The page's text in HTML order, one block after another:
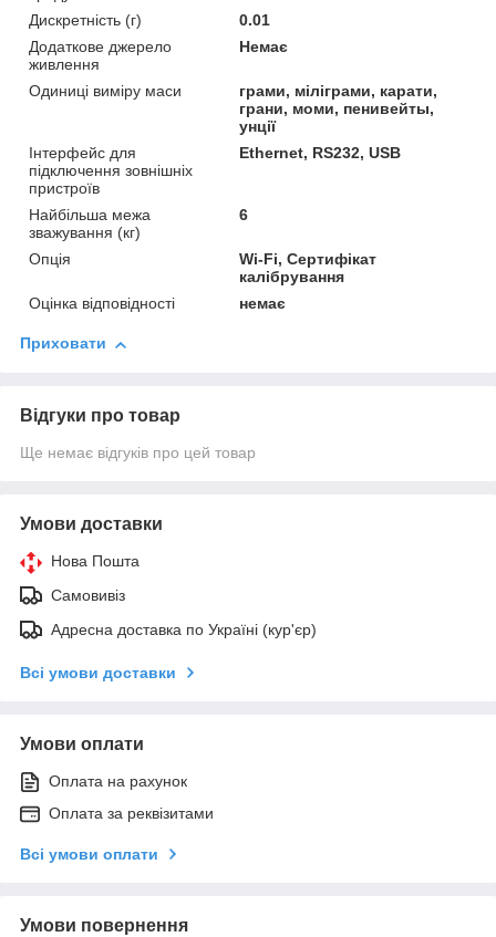
Дискретність (г)
0.01
Додаткове джерело
живлення
Немає
Одиниці виміру маси
грами, міліграми, карати,
грани, моми, пенивейты,
унції
Інтерфейс для
підключення зовнішніх
пристроїв
Ethernet, RS232, USB
Найбільша межа
зважування (кг)
6
Опція
Wi-Fi, Сертифікат
калібрування
Оцінка відповідності
немає
Приховати
Відгуки про товар
Ще немає відгуків про цей товар
Умови доставки
Нова Пошта
Самовивіз
Адресна доставка по Україні (кур'єр)
Всі умови доставки
Умови оплати
Оплата на рахунок
Оплата за реквізитами
Всі умови оплати
Умови повернення